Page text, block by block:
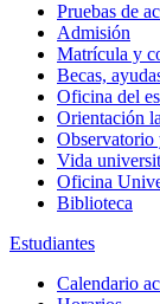
Pruebas de
Admisión
Matrícula y
Becas,
Oficina del
Orientación
Observatorio
Vida
Oficina
Biblioteca
Estudiantes
Calendario